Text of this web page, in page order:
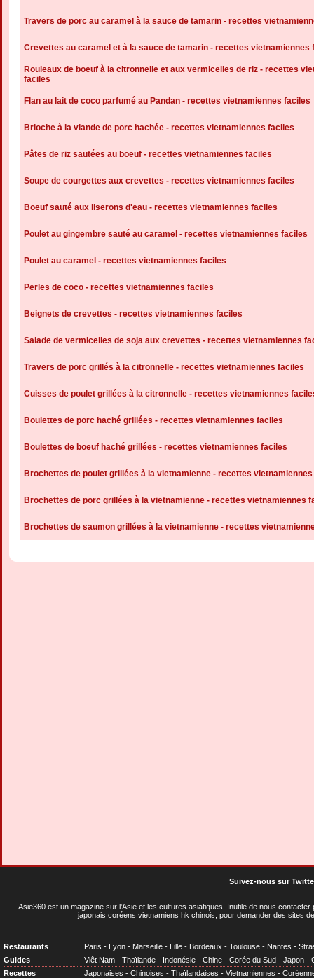
Travers de porc au caramel à la sauce de tamarin - recettes
Crevettes au caramel et à la sauce de tamarin - recettes vietnamiennes
Rouleaux de boeuf à la citronnelle et aux vermicelles de riz - recettes
faciles
Flan au lait de coco parfumé au Pandan - recettes vietnamiennes faciles
Brioche à la viande de porc hachée - recettes vietnamiennes faciles
Pâtes de riz sautées au boeuf - recettes vietnamiennes faciles
Soupe de courgettes aux crevettes - recettes vietnamiennes faciles
Boeuf sauté aux liserons d'eau - recettes vietnamiennes faciles
Poulet au gingembre sauté au caramel - recettes vietnamiennes faciles
Poulet au caramel - recettes vietnamiennes faciles
Perles de coco - recettes vietnamiennes faciles
Beignets de crevettes - recettes vietnamiennes faciles
Salade de vermicelles de soja aux crevettes - recettes vietnamiennes
Travers de porc grillés à la citronnelle - recettes vietnamiennes faciles
Cuisses de poulet grillées à la citronnelle - recettes vietnamiennes
Boulettes de porc haché grillées - recettes vietnamiennes faciles
Boulettes de boeuf haché grillées - recettes vietnamiennes faciles
Brochettes de poulet grillées à la vietnamienne - recettes
Brochettes de porc grillées à la vietnamienne - recettes vietnamiennes
Brochettes de saumon grillées à la vietnamienne - recettes
Suivez-nous sur
Asie360 est un magazine sur l'Asie et les cultures asiatiques . Inutile de nous
japonais coréens vietnamiens hk chinois, pour demander des sites
Restaurants Paris - Lyon - Marseille - Lille - Bordeaux - Toulouse - Nantes -
Guides
Viêt Nam - Thaïlande - Indonésie - Chine - Corée du Sud - Japon -
Recettes
Japonaises - Chinoises - Thaïlandaises - Vietnamiennes -